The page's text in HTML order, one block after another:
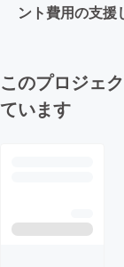
ント費用の支援
このプロジェ
ています